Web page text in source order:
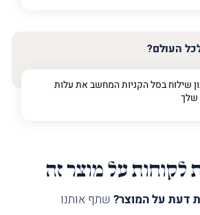
העולם?
שילוח בסל הקניות המחשב את עלות
שלך
לקוחות על מוצר זה
דעת על המוצר? שתף אותנו